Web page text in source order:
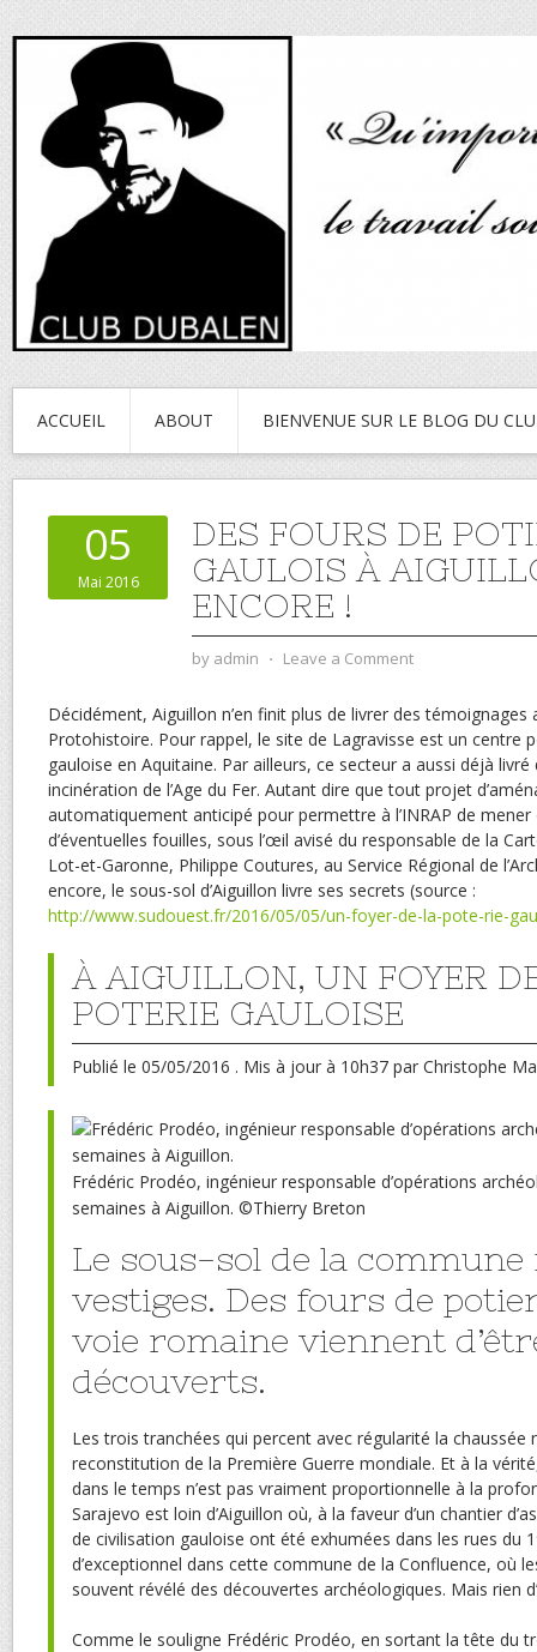
ACCUEIL ABOUT BIENVENUE SUR LE BLOG DU
05
Mai 2016
DES FOURS DE
GAULOIS À
ENCORE !
by admin ⋅ Leave a Comment
Décidément, Aiguillon n’en finit plus de livrer des témoignages
Protohistoire. Pour rappel, le site de Lagravisse est un centre
gauloise en Aquitaine. Par ailleurs, ce secteur a aussi déjà
incinération de l’Age du Fer. Autant dire que tout projet
automatiquement anticipé pour permettre à l’INRAP de
d’éventuelles fouilles, sous l’œil avisé du responsable de la
Lot-et-Garonne, Philippe Coutures, au Service Régional de
encore, le sous-sol d’Aiguillon livre ses secrets (source :
http://www.sudouest.fr/2016/05/05/un-foyer-de-la-pote-rie-
À AIGUILLON, UN FOYER
POTERIE GAULOISE
Publié le 05/05/2016 . Mis à jour à 10h37 par Christophe
Frédéric Prodéo, ingénieur responsable d’opérations
semaines à Aiguillon. ©Thierry Breton
Le sous-sol de la commune
vestiges. Des fours de
voie romaine viennent
découverts.
Les trois tranchées qui percent avec régularité la chaussée
reconstitution de la Première Guerre mondiale. Et à la
dans le temps n’est pas vraiment proportionnelle à la
Sarajevo est loin d’Aiguillon où, à la faveur d’un chantier
de civilisation gauloise ont été exhumées dans les rues du
d’exceptionnel dans cette commune de la Confluence, où
souvent révélé des découvertes archéologiques. Mais rien
Comme le souligne Frédéric Prodéo, en sortant la tête du